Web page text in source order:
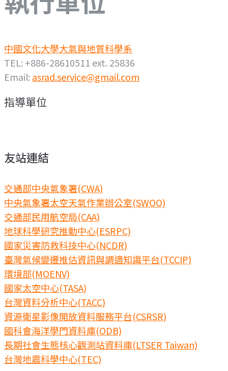
中國文化大學大氣與地質科學系
TEL: +886-28610511 ext. 25836
Email: asrad.service@gmail.com
指導單位
友站連結
交通部中央氣象署(CWA)
中央氣象署太空天氣作業辦公室(SWOO)
交通部民用航空局(CAA)
地球科學研究推動中心(ESRPC)
國家災害防救科技中心(NCDR)
臺灣氣候變遷推估資訊與調適知識平台(TCCIP)
環境部(MOENV)
國家太空中心(TASA)
台灣資料分析中心(TACC)
資源衛星影像開放資料服務平台(CSRSR)
國科會海洋學門資料庫(ODB)
長期社會生態核心觀測站資料庫(LTSER Taiwan)
台灣地震科學中心(TEC)